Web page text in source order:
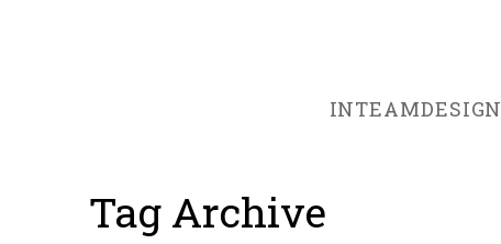
INTEAMDESIGN
Tag Archive